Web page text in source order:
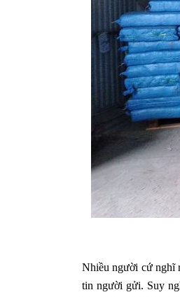
Nhiều người cứ nghĩ
tin người gửi. Suy